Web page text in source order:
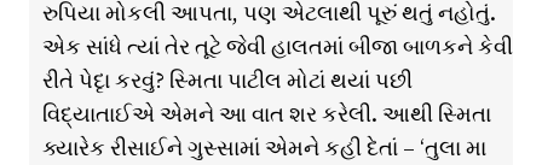
રુપિયા મોકલી આપતા, પણ એટલાથી પૂરું થતું નહોતું.
એક સાંધે ત્યાં તેર તૂટે જેવી હાલતમાં બીજા બાળકને કેવી
રીતે પેદૃા કરવું? સ્મિતા પાટીલ મોટાં થયાં પછી
વિદ્યાતાઈએ એમને આ વાત શર કરેલી. આથી સ્મિતા
ક્યારેક રીસાઈને ગુસ્સામાં એમને કહી દેતાં – ‘તુલા મા